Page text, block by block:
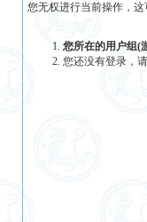
您无权进行当前操作，
您所在的用户组(
您还没有登录，